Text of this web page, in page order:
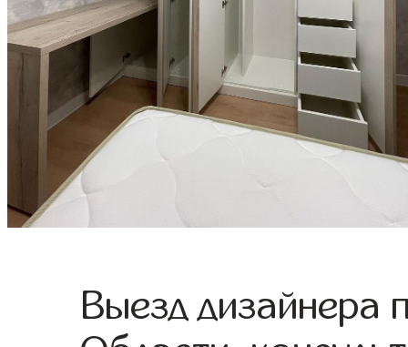
Выезд дизайнера